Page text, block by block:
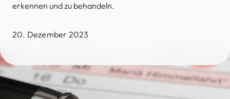
erkennen und zu behandeln.
20. Dezember 2023